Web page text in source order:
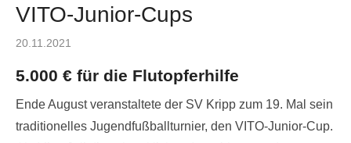
VITO-Junior-Cups
Posted
20.11.2021
5.000 € für die Flutopferhilfe
Ende August veranstaltete der SV Kripp zum 19. Mal sein
traditionelles Jugendfußballturnier, den VITO-Junior-Cup.